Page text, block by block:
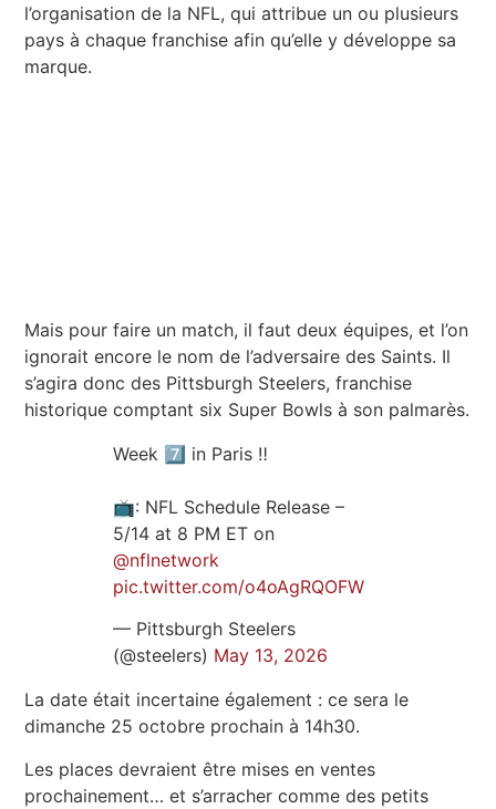
l’organisation de la NFL, qui attribue un ou plusieurs
pays à chaque franchise afin qu’elle y développe sa
marque.
Mais pour faire un match, il faut deux équipes, et l’on
ignorait encore le nom de l’adversaire des Saints. Il
s’agira donc des Pittsburgh Steelers, franchise
historique comptant six Super Bowls à son palmarès.
Week 7️⃣ in Paris ‼️
📺: NFL Schedule Release –
5/14 at 8 PM ET on
@nflnetwork
pic.twitter.com/o4oAgRQOFW
— Pittsburgh Steelers
(@steelers) May 13, 2026
La date était incertaine également : ce sera le
dimanche 25 octobre prochain à 14h30.
Les places devraient être mises en ventes
prochainement… et s’arracher comme des petits